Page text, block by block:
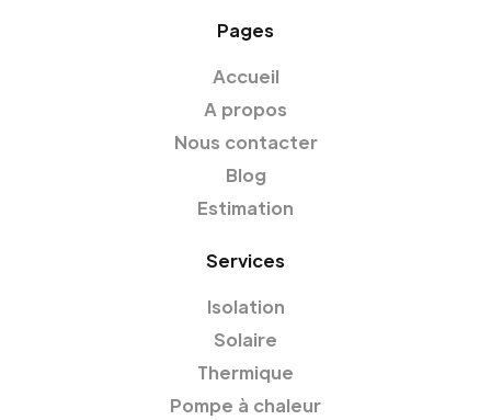
Pages
Accueil
A propos
Nous contacter
Blog
Estimation
Services
Isolation
Solaire
Thermique
Pompe à chaleur